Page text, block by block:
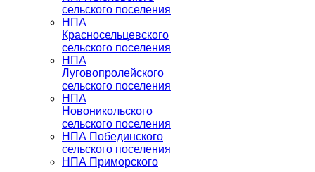
сельского поселения
НПА
Красносельцевского
сельского поселения
НПА
Луговопролейского
сельского поселения
НПА
Новоникольского
сельского поселения
НПА Побединского
сельского поселения
НПА Приморского